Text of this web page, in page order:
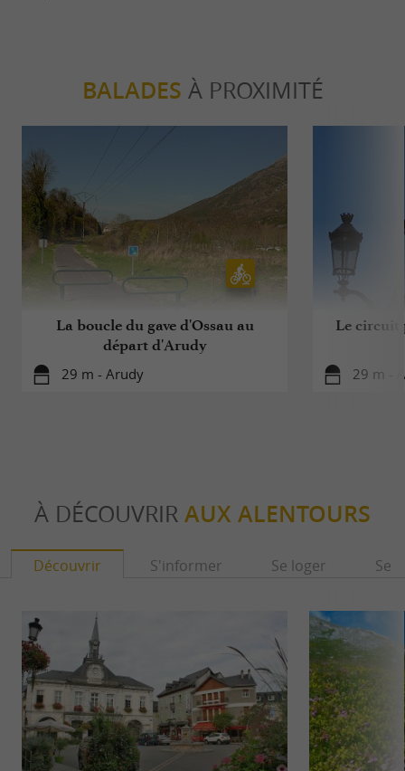
BALADES À PROXIMITÉ
La boucle du gave d'Ossau au
départ d'Arudy
29 m - Arudy
Le circuit
29 m -
À DÉCOUVRIR AUX ALENTOURS
Découvrir S'informer Se loger Se